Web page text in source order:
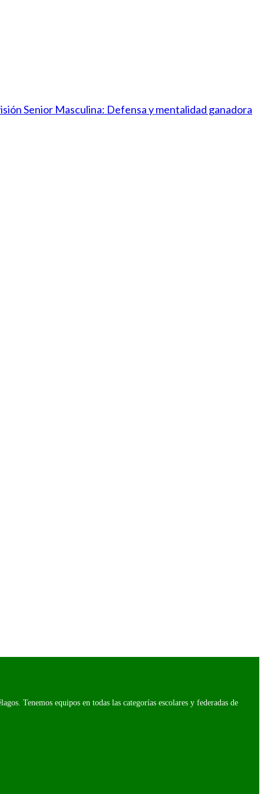
Senior Masculina: Defensa y mentalidad ganadora
Tenemos equipos en todas las categorías escolares y federadas de